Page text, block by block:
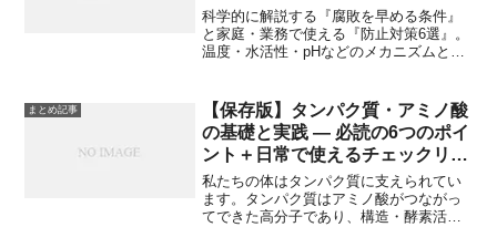
科学的に解説する『腐敗を早める条件』
と家庭・業務で使える『防止対策6選』。
温度・水活性・pHなどのメカニズムと、
まとめ記事
【保存版】タンパク質・アミノ酸
の基礎と実践 — 必読の6つのポイ
ント＋日常で使えるチェックリス
ト
私たちの体はタンパク質に支えられてい
ます。タンパク質はアミノ酸がつながっ
てできた高分子であり、構造・酵素活